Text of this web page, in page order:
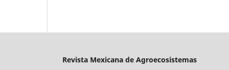
Revista Mexicana de Agroecosistemas